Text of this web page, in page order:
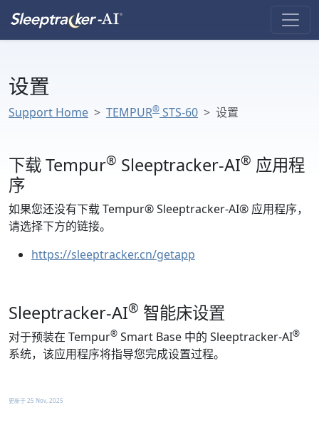
设置
Support Home TEMPUR® STS-60 设置
下载 Tempur® Sleeptracker-AI® 应用程
序
如果您还没有下载 Tempur® Sleeptracker-AI® 应用程序，
请选择下方的链接。
https://sleeptracker.cn/getapp
Sleeptracker-AI® 智能床设置
对于预装在 Tempur® Smart Base 中的 Sleeptracker-AI®
系统，该应用程序将指导您完成设置过程。
更新于 25 Nov, 2025